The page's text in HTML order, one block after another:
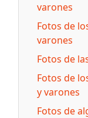
varones
Fotos de
varones
Fotos de
Fotos de
y varones
Fotos de